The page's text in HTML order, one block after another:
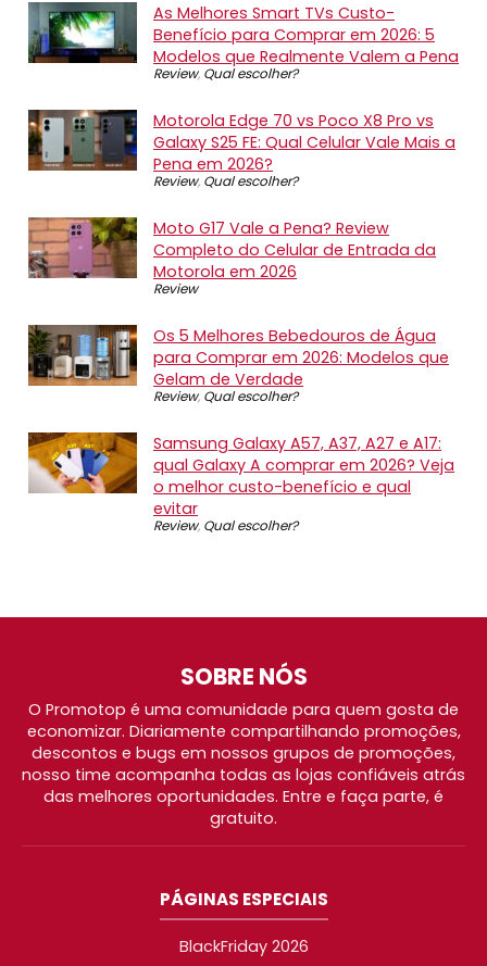
As Melhores Smart TVs Custo-
Benefício para Comprar em 2026: 5
Modelos que Realmente Valem a Pena
Review, Qual escolher?
Motorola Edge 70 vs Poco X8 Pro vs
Galaxy S25 FE: Qual Celular Vale Mais a
Pena em 2026?
Review, Qual escolher?
Moto G17 Vale a Pena? Review
Completo do Celular de Entrada da
Motorola em 2026
Review
Os 5 Melhores Bebedouros de Água
para Comprar em 2026: Modelos que
Gelam de Verdade
Review, Qual escolher?
Samsung Galaxy A57, A37, A27 e A17:
qual Galaxy A comprar em 2026? Veja
o melhor custo-benefício e qual
evitar
Review, Qual escolher?
SOBRE NÓS
O Promotop é uma comunidade para quem gosta de
economizar. Diariamente compartilhando promoções,
descontos e bugs em nossos grupos de promoções,
nosso time acompanha todas as lojas confiáveis atrás
das melhores oportunidades. Entre e faça parte, é
gratuito.
PÁGINAS ESPECIAIS
BlackFriday 2026